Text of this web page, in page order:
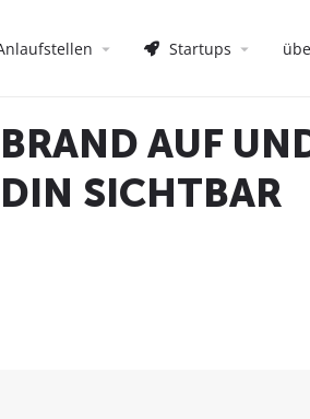
Startups
AUF
SICHTBAR